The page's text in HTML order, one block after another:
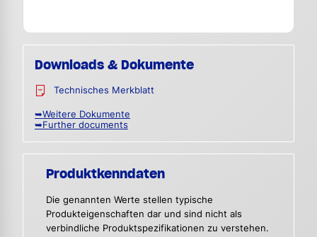
Downloads & Dokumente
Technisches Merkblatt
➥Weitere Dokumente
➥Further documents
Produktkenndaten
Die genannten Werte stellen typische
Produkteigenschaften dar und sind nicht als
verbindliche Produktspezifikationen zu verstehen.